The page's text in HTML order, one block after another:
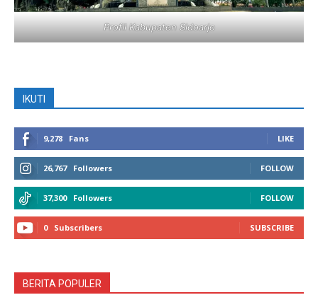
Profil Kabupaten Sidoarjo
IKUTI
9,278 Fans LIKE
26,767 Followers FOLLOW
37,300 Followers FOLLOW
0 Subscribers SUBSCRIBE
BERITA POPULER